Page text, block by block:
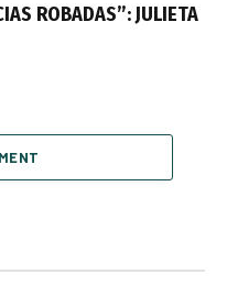
ROBADAS”: JULIETA